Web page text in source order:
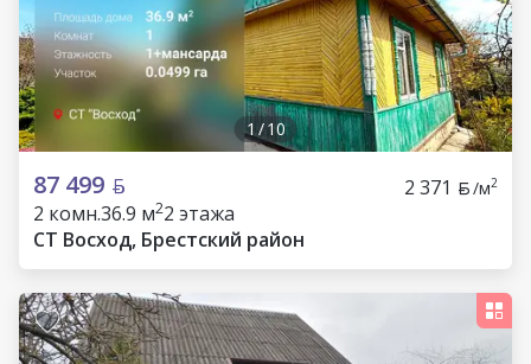
1 /10
87 499 2 371 /м2
2 комн.36.9 м22 этажа
СТ Восход, Брестский район